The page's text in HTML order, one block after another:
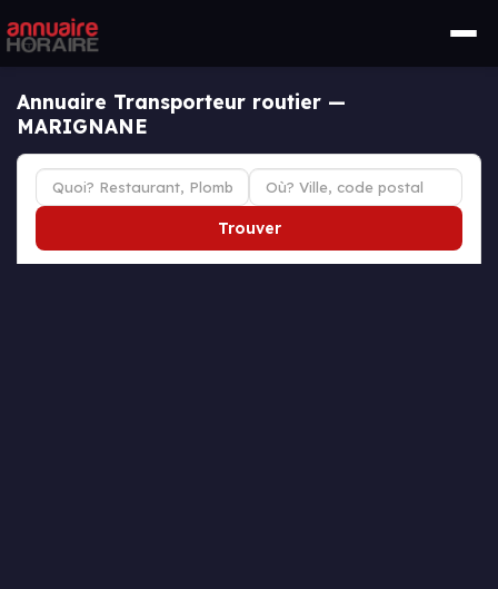
Annuaire Transporteur routier —
MARIGNANE
Trouver